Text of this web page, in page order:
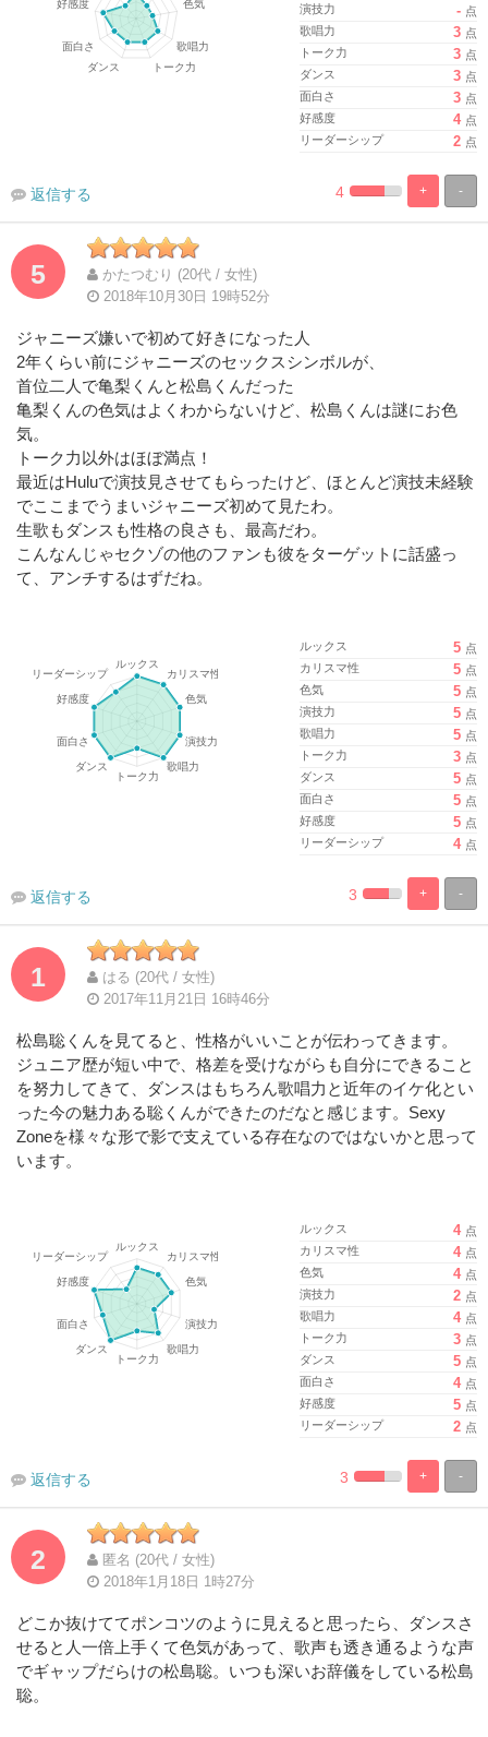
演技力
- 点
歌唱力
3 点
トーク力
3 点
ダンス
3 点
面白さ
3 点
好感度
4 点
リーダーシップ
2 点
-
+
%
100%
4
返信する
5
かたつむり (20代 / 女性)
2018年10月30日 19時52分
ジャニーズ嫌いで初めて好きになった人
2年くらい前にジャニーズのセックスシンボルが、
首位二人で亀梨くんと松島くんだった
亀梨くんの色気はよくわからないけど、松島くんは謎にお色
気。
トーク力以外はほぼ満点！
最近はHuluで演技見させてもらったけど、ほとんど演技未経験
でここまでうまいジャニーズ初めて見たわ。
生歌もダンスも性格の良さも、最高だわ。
こんなんじゃセクゾの他のファンも彼をターゲットに話盛っ
て、アンチするはずだね。
ルックス 5 点
カリスマ性
5 点
色気
5 点
演技力
5 点
歌唱力
5 点
トーク力
3 点
ダンス
5 点
面白さ
5 点
好感度
5 点
リーダーシップ
4 点
-
+
% 100%
3
返信する
1
はる (20代 / 女性)
2017年11月21日 16時46分
松島聡くんを見てると、性格がいいことが伝わってきます。
ジュニア歴が短い中で、格差を受けながらも自分にできること
を努力してきて、ダンスはもちろん歌唱力と近年のイケ化とい
った今の魅力ある聡くんができたのだなと感じます。Sexy
Zoneを様々な形で影で支えている存在なのではないかと思って
います。
ルックス 4 点
カリスマ性
4 点
色気
4 点
演技力
2 点
歌唱力
4 点
トーク力
3 点
ダンス
5 点
面白さ
4 点
好感度
5 点
リーダーシップ
2 点
-
+
%
100%
3
返信する
2
匿名 (20代 / 女性)
2018年1月18日 1時27分
どこか抜けててポンコツのように見えると思ったら、ダンスさ
せると人一倍上手くて色気があって、歌声も透き通るような声
でギャップだらけの松島聡。いつも深いお辞儀をしている松島
聡。